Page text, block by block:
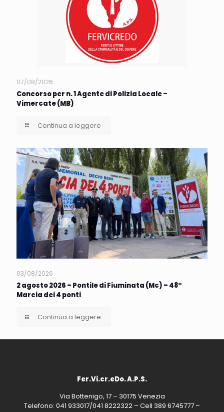
07/08/2026
Concorso per n. 1 Agente di Polizia Locale –
Vimercate (MB)
Continua a leggere
03/08/2026
2 agosto 2026 – Pontile di Fiuminata (Mc) – 48°
Marcia dei 4 ponti
Continua a leggere
Fer.Vi.cr.eDo. A.P.S.
Via Bottenigo, 17 – 30175 Venezia
Telefono: 041 933017/041 8222322 – Cell 389 6745777 –